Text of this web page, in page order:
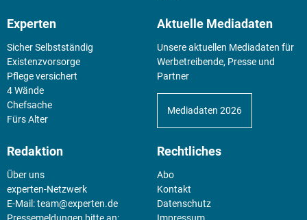
Experten
Sicher Selbstständig
Existenz­vorsorge
Pflege versichert
4 Wände
Chefsache
Fürs Alter
Aktuelle Mediadaten
Unsere aktuellen Mediadaten für
Werbetreibende, Presse und
Partner
Mediadaten 2026
Redaktion
Über uns
experten-Netzwerk
E-Mail:team@experten.de
Rechtliches
Abo
Kontakt
Datenschutz